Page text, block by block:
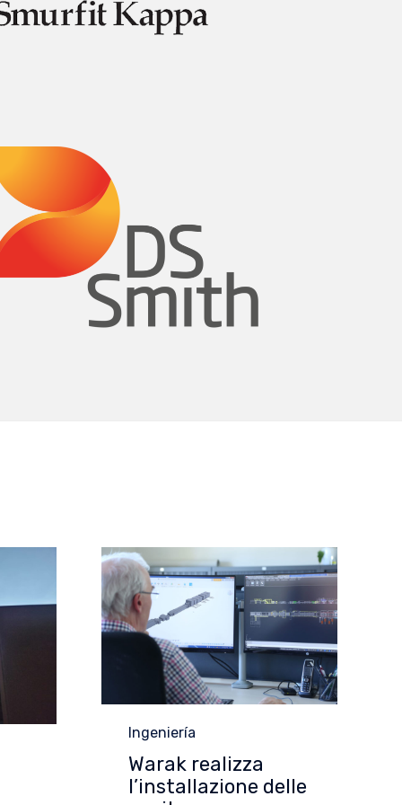
Category
Ingeniería
Warak realizza
l’installazione delle